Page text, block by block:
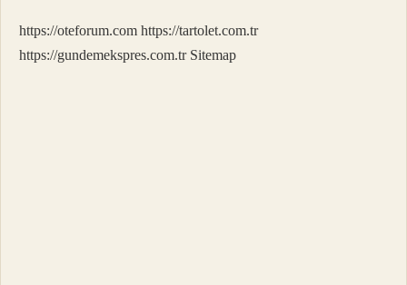
Kesilir
2024
https://oteforum.com https://tartolet.com.tr
https://gundemekspres.com.tr Sitemap